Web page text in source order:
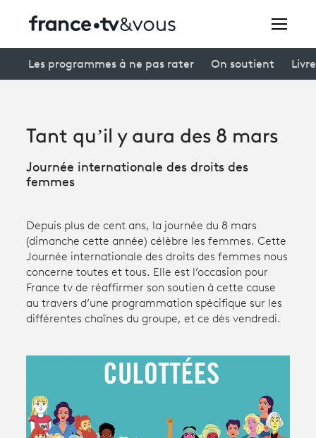
connexion
Avantages fidélité
Creators
À la une
À votre écoute
Productions et innovation
Programme tv
Les programmes à ne pas rater On soutient
Tant qu’il y aura des 8 mars
Journée internationale des droits des
femmes
Depuis plus de cent ans, la journée du 8 mars
(dimanche cette année) célèbre les femmes. Cette
Journée internationale des droits des femmes nous
concerne toutes et tous. Elle est l’occasion pour
France tv de réaffirmer son soutien à cette cause
au travers d’une programmation spécifique sur les
différentes chaînes du groupe, et ce dès vendredi.